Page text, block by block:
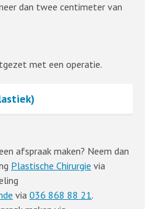
dan twee centimeter van
met een operatie.
afspraak maken? Neem dan
Plastische Chirurgie via
via 036 868 88 21.